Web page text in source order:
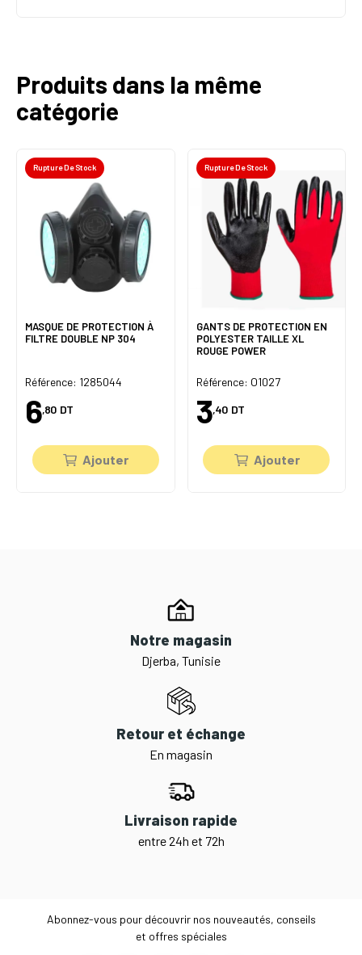
Produits dans la même
catégorie
Rupture De Stock
MASQUE DE PROTECTION À
FILTRE DOUBLE NP 304
Référence: 1285044
6,80 DT
Ajouter
Rupture De Stock
GANTS DE PROTECTION EN
POLYESTER TAILLE XL
ROUGE POWER
Référence: O1027
3,40 DT
Ajouter
Notre magasin
Djerba, Tunisie
Retour et échange
En magasin
Livraison rapide
entre 24h et 72h
Abonnez-vous pour découvrir nos nouveautés, conseils
et offres spéciales